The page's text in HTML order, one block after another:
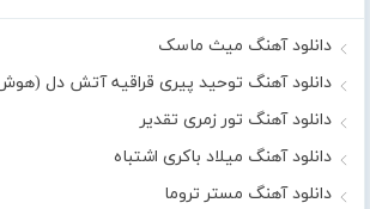
دانلود آهنگ میث ماسک
دانلود آهنگ توحید پیری قراقیه آتش دل
دانلود آهنگ تور زمری تقدیر
دانلود آهنگ میلاد باکری اشتباه
دانلود آهنگ مستر تروما